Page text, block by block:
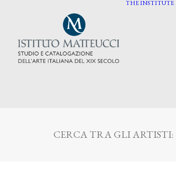
THE INSTITUTE
CERCA TRA GLI ARTISTI: